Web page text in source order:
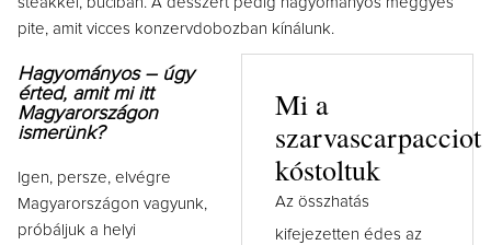
pite, amit vicces konzervdobozban kínálunk.
Mi a
szarvascarpacciot
kóstoltuk
Az összhatás
kifejezetten édes az
Hagyományos – úgy
érted, amit mi itt
Magyarországon
ismerünk?
Igen, persze, elvégre
Magyarországon vagyunk,
próbáljuk a helyi